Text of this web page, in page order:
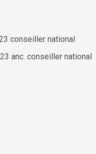
conseiller national
anc. conseiller national